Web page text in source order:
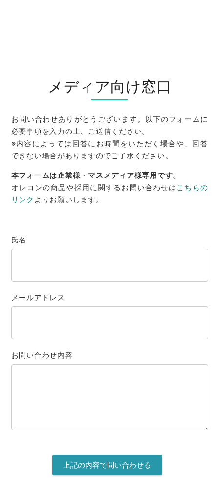
メディア向け窓口
お問い合わせありがとうございます。以下のフォームに
必要事項を入力の上、ご送信ください。
※内容によっては回答にお時間をいただく場合や、回答
できない場合がありますのでご了承ください。
本フォームは企業様・マスメディア様専用です。
オレコンの商品や採用に関するお問い合わせは こちらの
リンク よりお願いします。
氏名
メールアドレス
お問い合わせ内容